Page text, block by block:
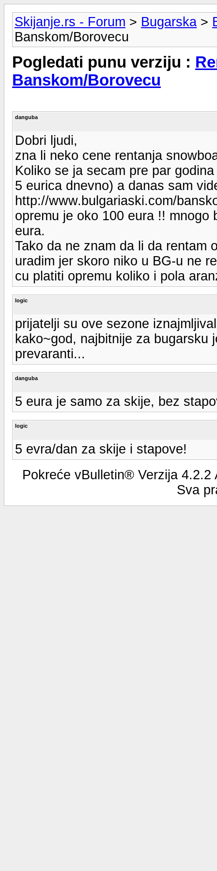
Skijanje.rs - Forum > Bugarska >
Banskom/Borovecu
Pogledati punu verziju :
Banskom/Borovecu
danguba
Dobri ljudi,
zna li neko cene rentanja
Koliko se ja secam pre par
5 eurica dnevno) a danas sam
http://www.bulgariaski.com/
opremu je oko 100 eura !!
eura.
Tako da ne znam da li da rentam
uradim jer skoro niko u BG-u ne
cu platiti opremu koliko i pola
logic
prijatelji su ove sezone
kako~god, najbitnije za bugarsku
prevaranti...
danguba
5 eura je samo za skije, bez
logic
5 evra/dan za skije i stapove!
Pokreće vBulletin® Verzija
Sva